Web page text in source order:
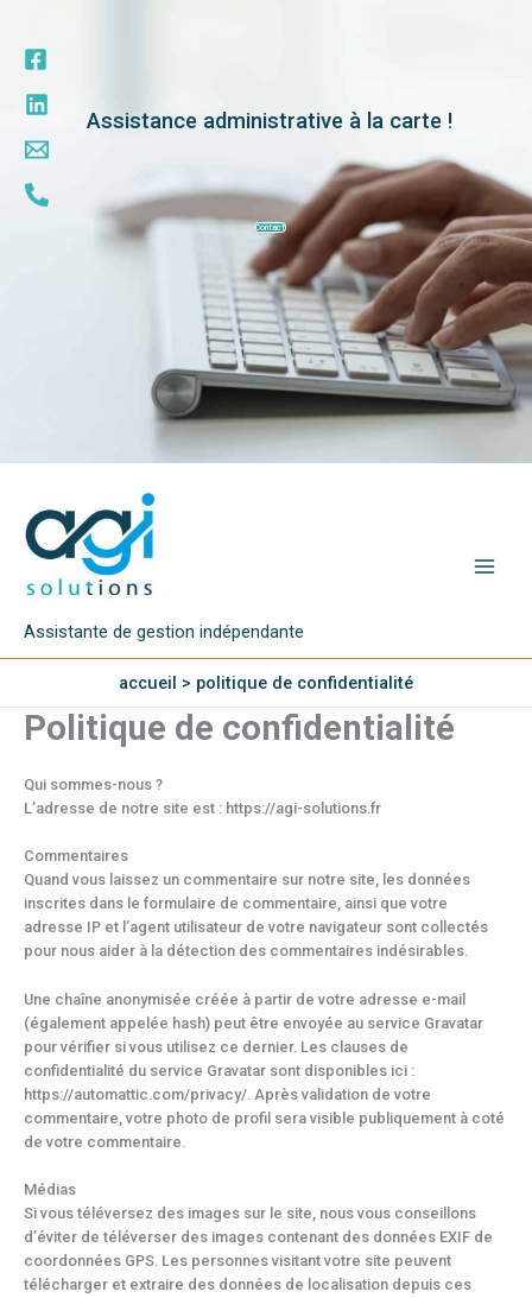
contenu
Assistance administrative à la carte !
Contact
Assistante de gestion indépendante
accueil politique de confidentialité
Politique de confidentialité
Qui sommes-nous ?
L’adresse de notre site est : https://agi-solutions.fr
Commentaires
Quand vous laissez un commentaire sur notre site, les données
inscrites dans le formulaire de commentaire, ainsi que votre
adresse IP et l’agent utilisateur de votre navigateur sont collectés
pour nous aider à la détection des commentaires indésirables.
Une chaîne anonymisée créée à partir de votre adresse e-mail
(également appelée hash) peut être envoyée au service Gravatar
pour vérifier si vous utilisez ce dernier. Les clauses de
confidentialité du service Gravatar sont disponibles ici :
https://automattic.com/privacy/. Après validation de votre
commentaire, votre photo de profil sera visible publiquement à coté
de votre commentaire.
Médias
Si vous téléversez des images sur le site, nous vous conseillons
d’éviter de téléverser des images contenant des données EXIF de
coordonnées GPS. Les personnes visitant votre site peuvent
télécharger et extraire des données de localisation depuis ces